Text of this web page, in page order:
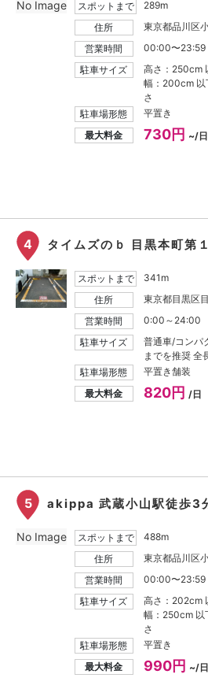
スポットまで
289m
住所
東京都品川区
営業時間
00:00〜23:59
駐車サイズ
高さ：250cm
幅：200cm 以
さ
駐車場形態
平置き
最大料金
730円 ~/日
No Image
4 タイムズのｂ 目黒本町第
スポットまで
341m
住所
東京都目黒区
営業時間
0:00～24:00
駐車サイズ
普通車/コンパ
までを推奨
駐車場形態
平置き舗装
最大料金
820円/日
5 akippa 武蔵小山駅徒歩3
スポットまで
488m
住所
東京都品川区
営業時間
00:00〜23:59
駐車サイズ
高さ：202cm
幅：250cm 以
さ
駐車場形態
平置き
最大料金
990円 ~/日
No Image